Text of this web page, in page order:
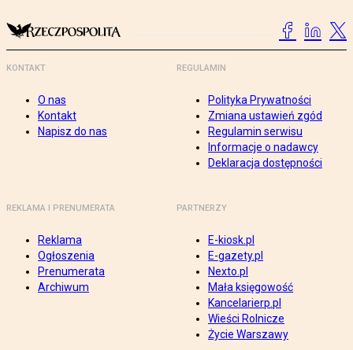
KONTAKT
O nas
Kontakt
Napisz do nas
REGULAMIN
Polityka Prywatności
Zmiana ustawień zgód
Regulamin serwisu
Informacje o nadawcy
Deklaracja dostępności
REKLAMA I PRENUMERATA
Reklama
Ogłoszenia
Prenumerata
Archiwum
PARTNERZY
E-kiosk.pl
E-gazety.pl
Nexto.pl
Mała księgowość
Kancelarierp.pl
Wieści Rolnicze
Życie Warszawy